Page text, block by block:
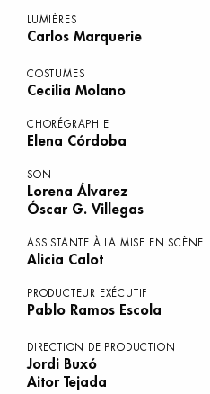
LUMIÈRES
Carlos Marquerie
COSTUMES
Cecilia Molano
CHORÉGRAPHIE
Elena Córdoba
SON
Lorena Álvarez
Óscar G. Villegas
ASSISTANTE À LA MISE EN SCÈNE
Alicia Calot
PRODUCTEUR EXÉCUTIF
Pablo Ramos Escola
DIRECTION DE PRODUCTION
Jordi Buxó
Aitor Tejada